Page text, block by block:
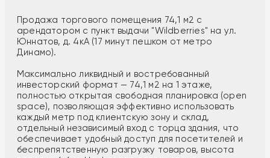
Продажа торгового помещения 74,1 м2 с
арендатором с пункт выдачи "Wildberries" на ул.
Юннатов, д. 4кА (17 минут пешком от метро
Динамо).
Максимально ликвидный и востребованный
инвесторский формат — 74,1 м2 на 1 этаже,
полностью открытая свободная планировка (open
space), позволяющая эффективно использовать
каждый метр под клиентскую зону и склад,
отдельный независимый вход с торца здания, что
обеспечивает удобный доступ для посетителей и
беспрепятственную разгрузку товаров, высота